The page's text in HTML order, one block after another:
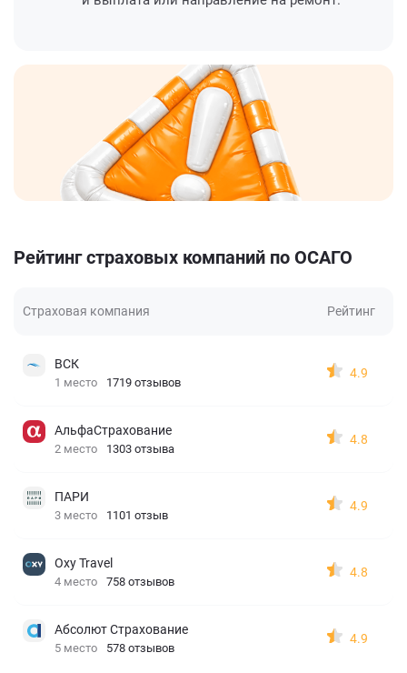
Рейтинг страховых компаний по ОСАГО
Страховая компания Рейтинг
ВСК
1 место 1719 отзывов
4.9
АльфаСтрахование
2 место 1303 отзыва
4.8
ПАРИ
3 место 1101 отзыв
4.9
Oxy Travel
4 место 758 отзывов
4.8
Абсолют Страхование
5 место 578 отзывов
4.9